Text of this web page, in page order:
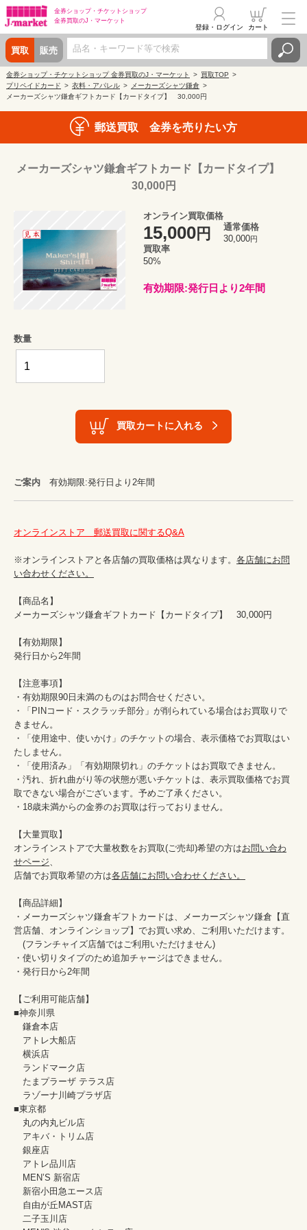
金券ショップ・ チケットショップ
金券買取のJ・マーケット
買取 販売
登録・ログイン カート
金券ショップ・チケットショップ 金券買取のJ・マーケット
買取TOP
プリペイドカード
衣料・アパレル
メーカーズシャツ鎌倉
メーカーズシャツ鎌倉ギフトカード【カードタイプ】 30,000円
郵送買取 金券を売りたい方
メーカーズシャツ鎌倉ギフトカード【カードタイプ】
30,000円
オンライン買取価格
15,000円
通常価格
30,000円
買取率
50%
有効期限:発行日より2年間
数量
買取カートに入れる
ご案内 有効期限:発行日より2年間
オンラインストア　郵送買取に関するQ&A
※オンラインストアと各店舗の買取価格は異なります。 各店舗にお問
い合わせください。
【商品名】
メーカーズシャツ鎌倉ギフトカード【カードタイプ】　30,000円
【有効期限】
発行日から2年間
【注意事項】
・有効期限90日未満のものはお問合せください。
・「PINコード・スクラッチ部分」が削られている場合はお買取りで
きません。
・「使用途中、使いかけ」のチケットの場合、表示価格でお買取はい
たしません。
・「使用済み」「有効期限切れ」のチケットはお買取できません。
・汚れ、折れ曲がり等の状態が悪いチケットは、表示買取価格でお買
取できない場合がございます。予めご了承ください。
・18歳未満からの金券のお買取は行っておりません。
【大量買取】
オンラインストアで大量枚数をお買取(ご売却)希望の方はお問い合わ
せページ
店舗でお買取希望の方は各店舗にお問い合わせください。
【商品詳細】
・メーカーズシャツ鎌倉ギフトカードは、メーカーズシャツ鎌倉【直
営店舗、オンラインショップ】でお買い求め、ご利用いただけます。
(フランチャイズ店舗ではご利用いただけません)
・使い切りタイプのため追加チャージはできません。
・発行日から2年間
【ご利用可能店舗】
■神奈川県
鎌倉本店
アトレ大船店
横浜店
ランドマーク店
たまプラーザ テラス店
ラゾーナ川崎プラザ店
■東京都
丸の内丸ビル店
アキバ・トリム店
銀座店
アトレ品川店
MEN’S 新宿店
新宿小田急エース店
自由が丘MAST店
二子玉川店